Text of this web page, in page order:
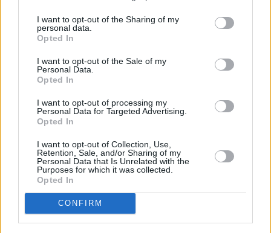
I want to opt-out of the Sharing of my
personal data.
Opted In
I want to opt-out of the Sale of my
Personal Data.
Opted In
I want to opt-out of processing my
Personal Data for Targeted Advertising.
Opted In
I want to opt-out of Collection, Use,
Retention, Sale, and/or Sharing of my
Personal Data that Is Unrelated with the
Purposes for which it was collected.
Opted In
CONFIRM
mia - 24.03.2015 - 00:46
Ønsker at min kjære venninne Nadia skal vinne! Hun er ei
helt fantastisk venninne og alene mamma til sin nydelige
datter på 7år! Hun stiller alltid opp, uansett, hun jobber
og står virkelig på for datteren sin, hun fortjener virkelig
å vinne❤
Nadia - 24.03.2015 - 01:03
Som
svar
på
av
Ååå verdens beste vennine, blir helt rørt! ❤️ Isåfall
skal dette vaffelhjernet deles med deg og de fine
barna våres ❤️❤️